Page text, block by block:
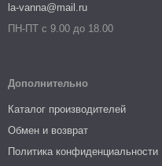
la-vanna@mail.ru
ПН-ПТ с 9.00 до 18.00
Дополнительно
Каталог производителей
Обмен и возврат
Политика конфиденциальности